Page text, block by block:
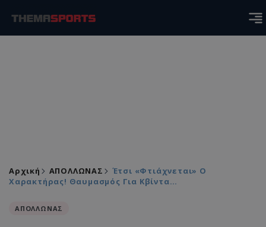
Αρχική ΑΠΟΛΛΩΝΑΣ
Έτσι «φτιάχνεται» Ο
Χαρακτήρας! Θαυμασμός Για Κβίντα…
ΑΠΟΛΛΩΝΑΣ